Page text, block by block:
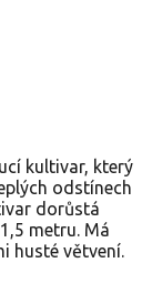
kultivar, který
odstínech
dorůstá
metru. Má
husté větvení.